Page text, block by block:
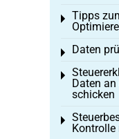
Tipps
Toggle
Daten
Toggle
Daten
schicken
Toggle
Kontrolle
Toggle